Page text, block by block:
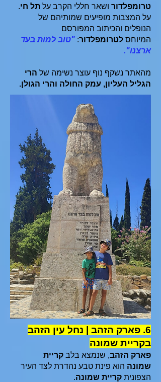
טרומפלדור ושאר חללי הקרב על תל חי.
על המצבות מופיעים שמותיהם של
הנופלים והכיתוב המפורסם
המיוחס לטרומפלדור: "טוב למות בעד
ארצנו".
מהאתר נשקף נוף עוצר נשימה של הרי
הגליל העליון, עמק החולה והרי הגולן.
6. פארק הזהב | נחל עין הזהב
בקריית שמונה
פארק הזהב, שנמצא בלב קריית
שמונה הוא פינת טבע נהדרת לצד העיר
הצפונית קריית שמונה.